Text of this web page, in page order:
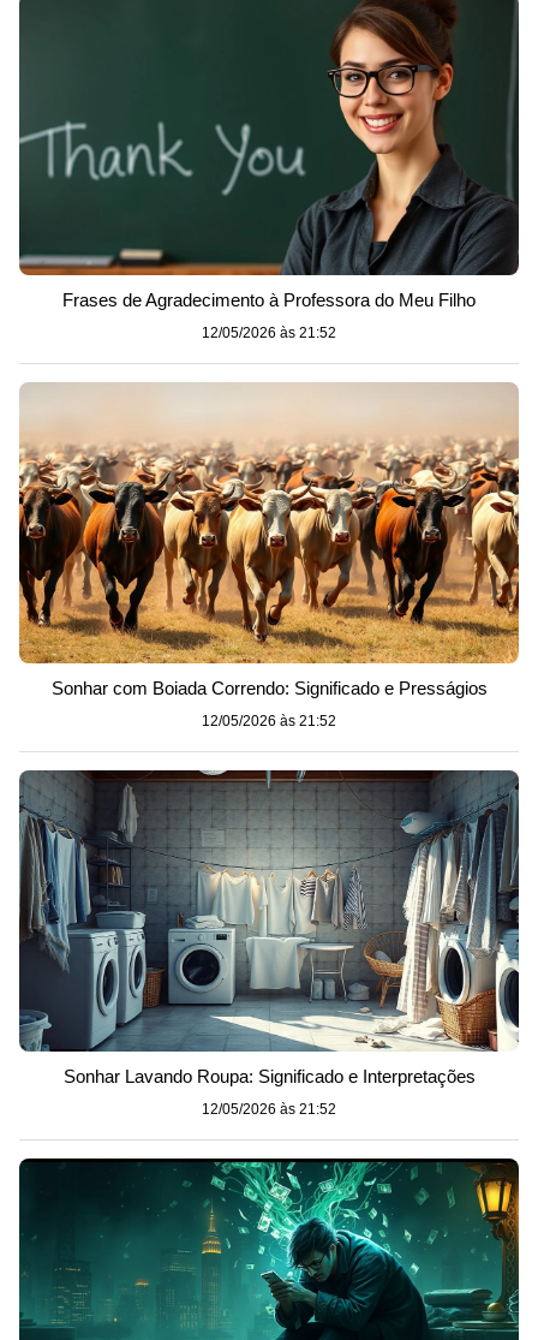
Frases de Agradecimento à Professora do Meu Filho
12/05/2026 às 21:52
Sonhar com Boiada Correndo: Significado e Presságios
12/05/2026 às 21:52
Sonhar Lavando Roupa: Significado e Interpretações
12/05/2026 às 21:52